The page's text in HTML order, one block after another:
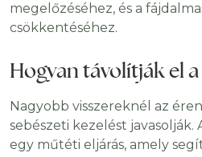
megelőzéséhez, és a
csökkentéséhez.
Hogyan távolítják el
Nagyobb visszereknél az
sebészeti kezelést javasolják.
egy műtéti eljárás, amely